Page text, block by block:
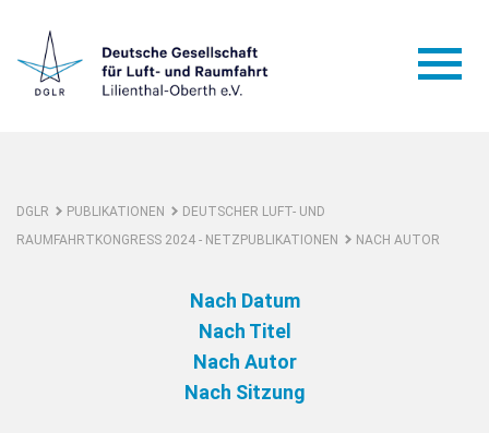
DGLR PUBLIKATIONEN
DEUTSCHER LUFT- UND
RAUMFAHRTKONGRESS 2024 - NETZPUBLIKATIONEN
NACH AUTOR
Nach Datum
Nach Titel
Nach Autor
Nach Sitzung